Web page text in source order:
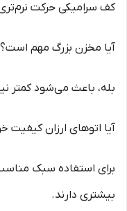
کف سرامیکی حرکت
آیا مخزن بزرگ مهم است؟
بله، باعث می‌شود کمتر
آیا اتوهای ارزان کیفیت
برای استفاده سبک
بیشتری دارند.